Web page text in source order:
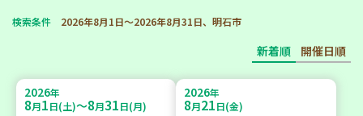
検索条件 2026年8月1日～2026年8月31日、明石市
新着順 開催日順
2026年
8月1日(土)～8月31日(月)
2026年
8月21日(金)